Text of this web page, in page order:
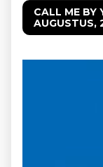
CALL ME BY
AUGUSTUS,